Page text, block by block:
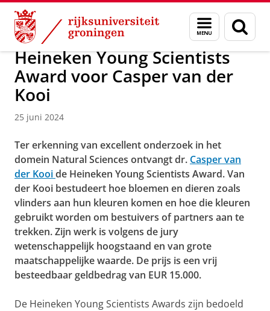
Skip
Content
Skip
Navigation
Menu
en
zoeken
Over ons Faculty of Science and Engineering Nieuws
Heineken Young Scientists
Award voor Casper van der
Kooi
25 juni 2024
Ter erkenning van excellent onderzoek in het
domein Natural Sciences ontvangt dr. Casper van
der Kooide Heineken Young Scientists Award. Van
der Kooi bestudeert hoe bloemen en dieren zoals
vlinders aan hun kleuren komen en hoe die kleuren
gebruikt worden om bestuivers of partners aan te
trekken. Zijn werk is volgens de jury
wetenschappelijk hoogstaand en van grote
maatschappelijke waarde. De prijs is een vrij
besteedbaar geldbedrag van EUR 15.000.
De Heineken Young Scientists Awards zijn bedoeld